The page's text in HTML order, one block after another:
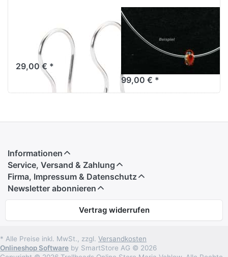
Ohrhaken Silber
TAGEA-00002
29,00 € *
Omega-Tonda-
Halsreif 925/er
Silber
rhodeniert
99,00 € *
Informationen
Service, Versand & Zahlung
Firma, Impressum & Datenschutz
Newsletter abonnieren
Vertrag widerrufen
* Alle Preise inkl. MwSt., zzgl. Versandkosten
Onlineshop Software by SmartStore AG © 2026